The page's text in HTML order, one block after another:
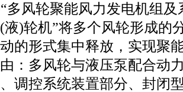
风轮聚能风力发电机组及
液)轮机”将多个风轮形成的
的形式集中释放，实现聚
：多风轮与液压泵配合动
调控系统装置部分、封闭